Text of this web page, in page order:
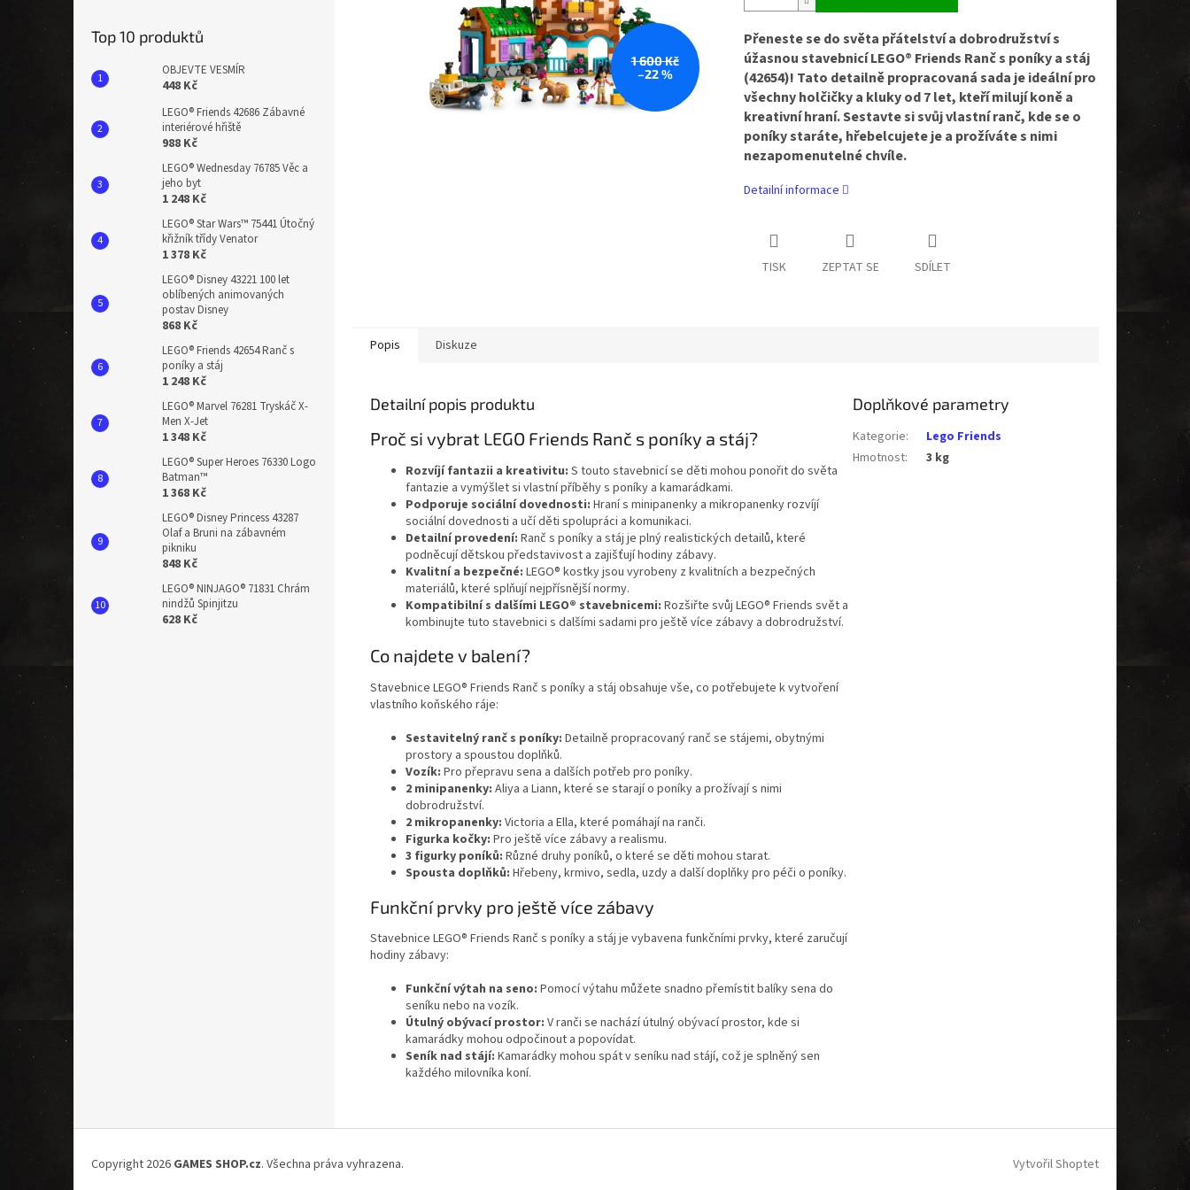
Top 10 produktů
OBJEVTE VESMÍR
448 Kč
LEGO® Friends 42686 Zábavné
interiérové hřiště
988 Kč
LEGO® Wednesday 76785 Věc a
jeho byt
1 248 Kč
LEGO® Star Wars™ 75441 Útočný
křižník třídy Venator
1 378 Kč
LEGO® Disney 43221 100 let
oblíbených animovaných
postav Disney
868 Kč
LEGO® Friends 42654 Ranč s
poníky a stáj
1 248 Kč
LEGO® Marvel 76281 Tryskáč X-
Men X-Jet
1 348 Kč
LEGO® Super Heroes 76330 Logo
Batman™
1 368 Kč
LEGO® Disney Princess 43287
Olaf a Bruni na zábavném
pikniku
848 Kč
LEGO® NINJAGO® 71831 Chrám
nindžů Spinjitzu
628 Kč
1 600 Kč
–22 %
Přeneste se do světa přátelství a dobrodružství s
úžasnou stavebnicí LEGO® Friends Ranč s poníky a stáj
(42654)! Tato detailně propracovaná sada je ideální pro
všechny holčičky a kluky od 7 let, kteří milují koně a
kreativní hraní. Sestavte si svůj vlastní ranč, kde se o
poníky staráte, hřebelcujete je a prožíváte s nimi
nezapomenutelné chvíle.
Detailní informace
TISK ZEPTAT SE SDÍLET
Popis Diskuze
Detailní popis produktu
Proč si vybrat LEGO Friends Ranč s poníky a stáj?
Rozvíjí fantazii a kreativitu: S touto stavebnicí se děti mohou ponořit do světa
fantazie a vymýšlet si vlastní příběhy s poníky a kamarádkami.
Podporuje sociální dovednosti: Hraní s minipanenky a mikropanenky rozvíjí
sociální dovednosti a učí děti spolupráci a komunikaci.
Detailní provedení: Ranč s poníky a stáj je plný realistických detailů, které
podněcují dětskou představivost a zajišťují hodiny zábavy.
Kvalitní a bezpečné: LEGO® kostky jsou vyrobeny z kvalitních a bezpečných
materiálů, které splňují nejpřísnější normy.
Kompatibilní s dalšími LEGO® stavebnicemi: Rozšiřte svůj LEGO® Friends svět a
kombinujte tuto stavebnici s dalšími sadami pro ještě více zábavy a dobrodružství.
Co najdete v balení?
Stavebnice LEGO® Friends Ranč s poníky a stáj obsahuje vše, co potřebujete k vytvoření
vlastního koňského ráje:
Sestavitelný ranč s poníky: Detailně propracovaný ranč se stájemi, obytnými
prostory a spoustou doplňků.
Vozík: Pro přepravu sena a dalších potřeb pro poníky.
2 minipanenky: Aliya a Liann, které se starají o poníky a prožívají s nimi
dobrodružství.
2 mikropanenky: Victoria a Ella, které pomáhají na ranči.
Figurka kočky: Pro ještě více zábavy a realismu.
3 figurky poníků: Různé druhy poníků, o které se děti mohou starat.
Spousta doplňků: Hřebeny, krmivo, sedla, uzdy a další doplňky pro péči o poníky.
Funkční prvky pro ještě více zábavy
Stavebnice LEGO® Friends Ranč s poníky a stáj je vybavena funkčními prvky, které zaručují
hodiny zábavy:
Funkční výtah na seno: Pomocí výtahu můžete snadno přemístit balíky sena do
seníku nebo na vozík.
Útulný obývací prostor: V ranči se nachází útulný obývací prostor, kde si
kamarádky mohou odpočinout a popovídat.
Seník nad stájí: Kamarádky mohou spát v seníku nad stájí, což je splněný sen
každého milovníka koní.
Doplňkové parametry
Kategorie:
Lego Friends
Hmotnost: 3 kg
Vytvořil Shoptet
Copyright 2026 GAMES SHOP.cz. Všechna práva vyhrazena.